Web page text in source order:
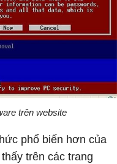
trên website
phổ biến hơn của
trên các trang